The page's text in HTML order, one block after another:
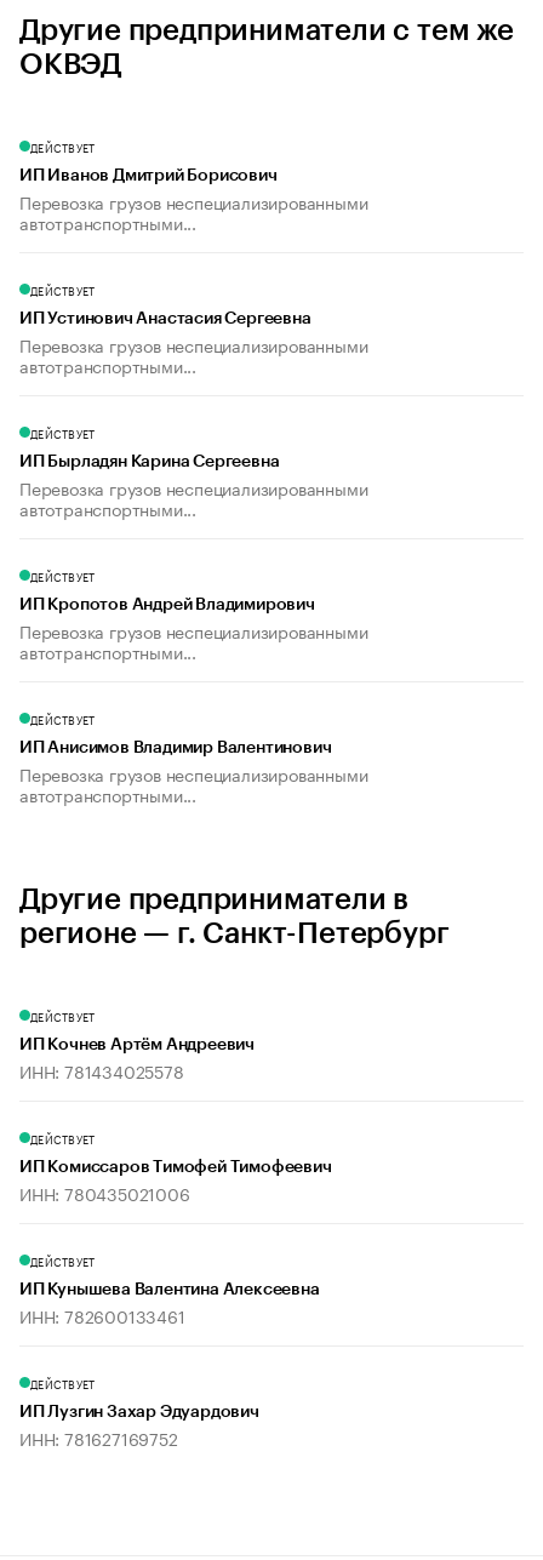
Другие предприниматели с тем же
ОКВЭД
ДЕЙСТВУЕТ
ИП Иванов Дмитрий Борисович
Перевозка грузов неспециализированными
автотранспортными...
ДЕЙСТВУЕТ
ИП Устинович Анастасия Сергеевна
Перевозка грузов неспециализированными
автотранспортными...
ДЕЙСТВУЕТ
ИП Бырладян Карина Сергеевна
Перевозка грузов неспециализированными
автотранспортными...
ДЕЙСТВУЕТ
ИП Кропотов Андрей Владимирович
Перевозка грузов неспециализированными
автотранспортными...
ДЕЙСТВУЕТ
ИП Анисимов Владимир Валентинович
Перевозка грузов неспециализированными
автотранспортными...
Другие предприниматели в
регионе — г. Санкт-Петербург
ДЕЙСТВУЕТ
ИП Кочнев Артём Андреевич
ИНН: 781434025578
ДЕЙСТВУЕТ
ИП Комиссаров Тимофей Тимофеевич
ИНН: 780435021006
ДЕЙСТВУЕТ
ИП Кунышева Валентина Алексеевна
ИНН: 782600133461
ДЕЙСТВУЕТ
ИП Лузгин Захар Эдуардович
ИНН: 781627169752